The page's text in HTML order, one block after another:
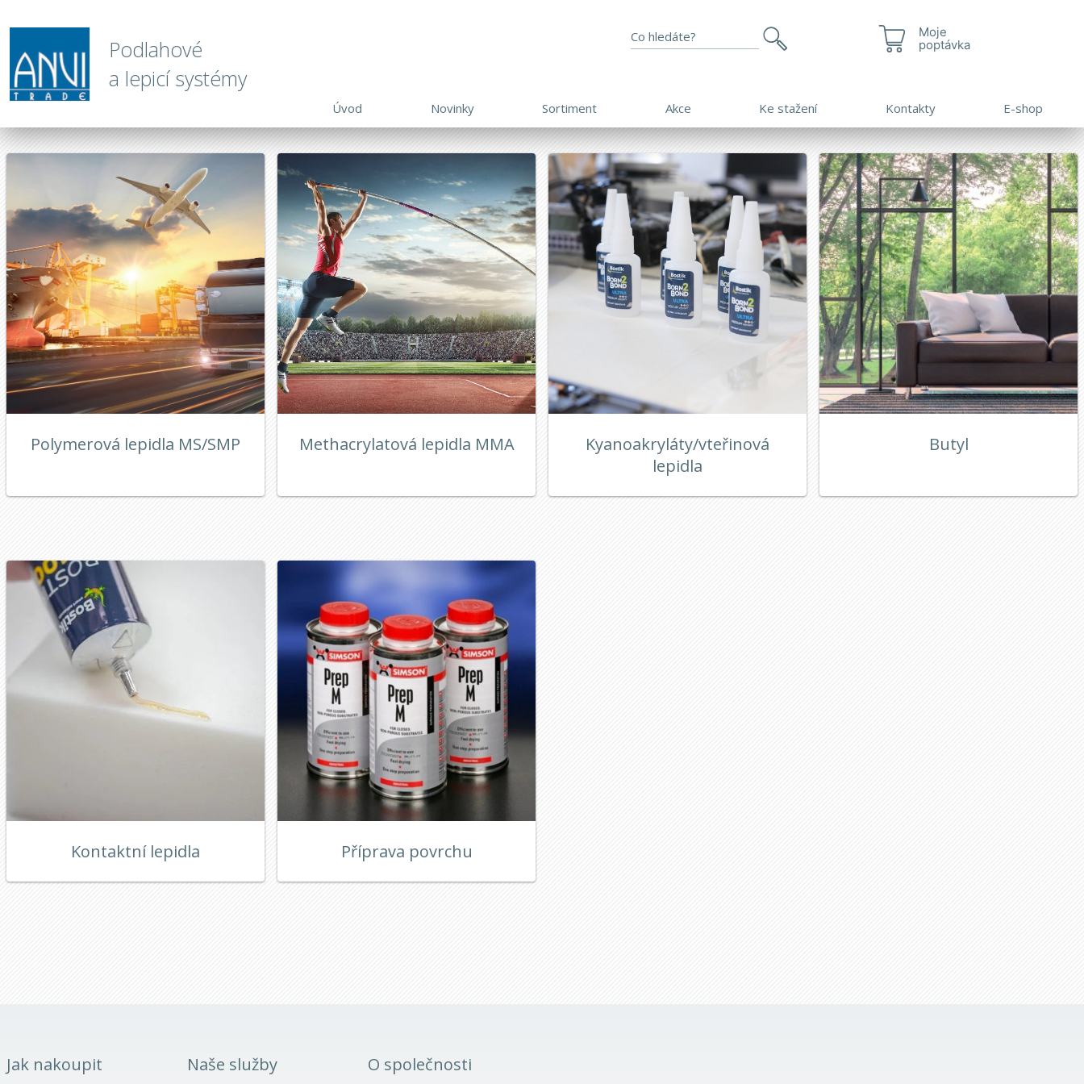
Podlahové
a lepicí systémy
Moje
poptávka
Úvod Novinky Sortiment Akce Ke stažení Kontakty E-shop
Polymerová lepidla MS/SMP Methacrylatová lepidla MMA
Kyanoakryláty/vteřinová
lepidla
Butyl
Kontaktní lepidla Příprava povrchu
Jak nakoupit Naše služby O společnosti